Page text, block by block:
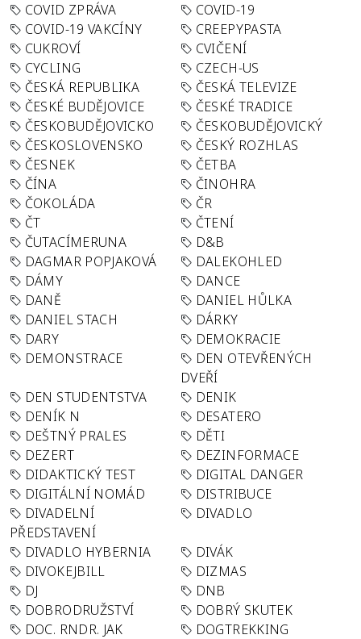
COVID ZPRÁVA
COVID-19
COVID-19 VAKCÍNY
CREEPYPASTA
CUKROVÍ
CVIČENÍ
CYCLING
CZECH-US
ČESKÁ REPUBLIKA
ČESKÁ TELEVIZE
ČESKÉ BUDĚJOVICE
ČESKÉ TRADICE
ČESKOBUDĚJOVICKO
ČESKOBUDĚJOVICKÝ
ČESKOSLOVENSKO
ČESKÝ ROZHLAS
ČESNEK
ČETBA
ČÍNA
ČINOHRA
ČOKOLÁDA
ČR
ČT
ČTENÍ
ČUTACÍMERUNA
D&B
DAGMAR POPJAKOVÁ
DALEKOHLED
DÁMY
DANCE
DANĚ
DANIEL HŮLKA
DANIEL STACH
DÁRKY
DARY
DEMOKRACIE
DEMONSTRACE
DEN OTEVŘENÝCH
DVEŘÍ
DEN STUDENTSTVA
DENIK
DENÍK N
DESATERO
DEŠTNÝ PRALES
DĚTI
DEZERT
DEZINFORMACE
DIDAKTICKÝ TEST
DIGITAL DANGER
DIGITÁLNÍ NOMÁD
DISTRIBUCE
DIVADELNÍ
PŘEDSTAVENÍ
DIVADLO
DIVADLO HYBERNIA
DIVÁK
DIVOKEJBILL
DIZMAS
DJ
DNB
DOBRODRUŽSTVÍ
DOBRÝ SKUTEK
DOC. RNDR. JAK
DOGTREKKING